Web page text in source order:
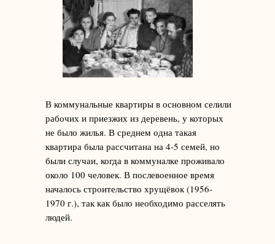
В коммунальные квартиры в основном селили
рабочих и приезжих из деревень, у которых
не было жилья. В среднем одна такая
квартира была рассчитана на 4-5 семей, но
были случаи, когда в коммуналке проживало
около 100 человек. В послевоенное время
началось строительство хрущёвок (1956-
1970 г.), так как было необходимо расселять
людей.